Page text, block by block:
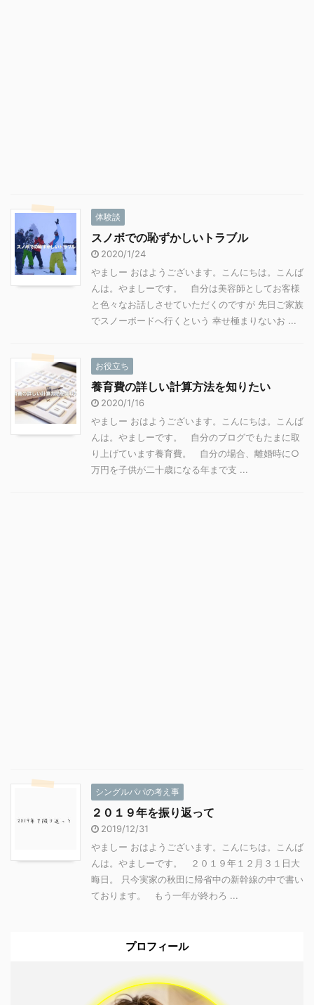
体験談
スノボでの恥ずかしいトラブル
2020/1/24
やましー おはようございます。こんにちは。こんば
んは。やましーです。 自分は美容師としてお客様
と色々なお話しさせていただくのですが 先日ご家族
でスノーボードへ行くという 幸せ極まりないお ...
お役立ち
養育費の詳しい計算方法を知りたい
2020/1/16
やましー おはようございます。こんにちは。こんば
んは。やましーです。 自分のブログでもたまに取
り上げています養育費。 自分の場合、離婚時に○
万円を子供が二十歳になる年まで支 ...
シングルパパの考え事
２０１９年を振り返って
2019/12/31
やましー おはようございます。こんにちは。こんば
んは。やましーです。 ２０１９年１２月３１日大
晦日。 只今実家の秋田に帰省中の新幹線の中で書い
ております。 もう一年が終わろ ...
プロフィール